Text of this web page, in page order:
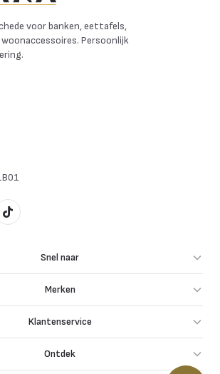
voor banken, eettafels,
Persoonlijk
TikTok
Snel naar
Merken
Klantenservice
Ontdek